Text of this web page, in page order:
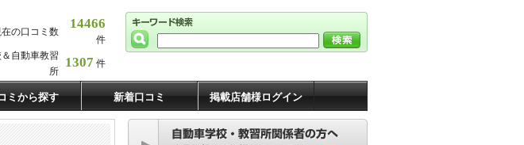
の口コミ数
14466
件
自動車教習
所
1307 件
ミから探す 新着口コミ 掲載店舗様ログイン